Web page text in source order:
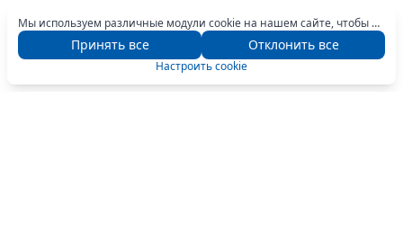
Мы используем различные модули cookie на нашем сайте, чтобы предоставить вам оптимальный опыт навигации. Для получения дополнительной информации нажмите кнопку «Настроить».
Принять все Отклонить все
Настроить cookie